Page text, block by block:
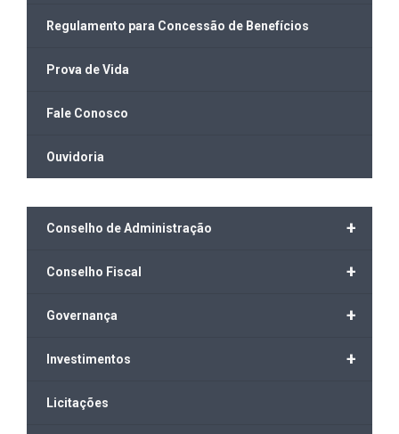
Regulamento para Concessão de Benefícios
Prova de Vida
Fale Conosco
Ouvidoria
+
Conselho de Administração
+
Conselho Fiscal
+
Governança
+
Investimentos
Licitações